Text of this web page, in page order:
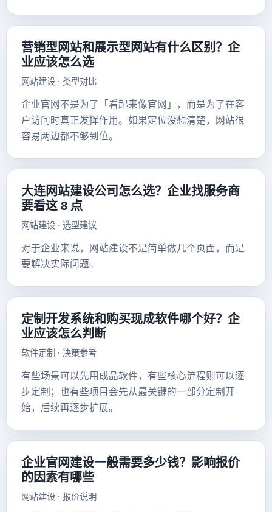
营销型网站和展示型网站有什么区别？企
业应该怎么选
网站建设 · 类型对比
企业官网不是为了「看起来像官网」，而是为了在客
户访问时真正发挥作用。如果定位没想清楚，网站很
容易两边都不够到位。
大连网站建设公司怎么选？企业找服务商
要看这 8 点
网站建设 · 选型建议
对于企业来说，网站建设不是简单做几个页面，而是
要解决实际问题。
定制开发系统和购买现成软件哪个好？企
业应该怎么判断
软件定制 · 决策参考
有些场景可以先用成品软件，有些核心流程则可以逐
步定制；也有些项目会先从最关键的一部分定制开
始，后续再逐步扩展。
企业官网建设一般需要多少钱？影响报价
的因素有哪些
网站建设 · 报价说明